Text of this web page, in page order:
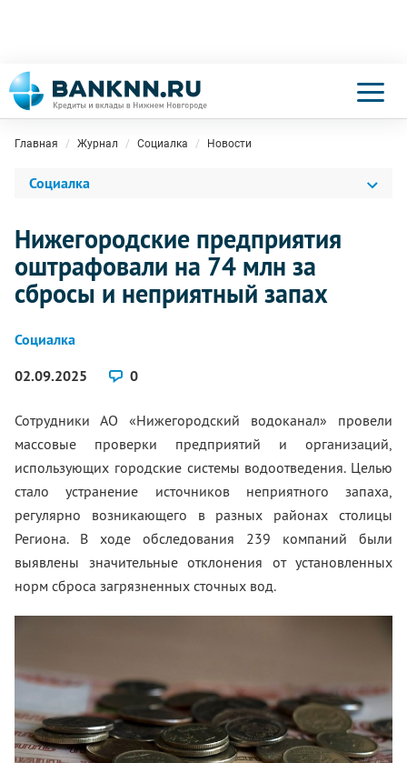
Главная Журнал Социалка Новости
Социалка
Нижегородские предприятия
оштрафовали на 74 млн за
сбросы и неприятный запах
Социалка
02.09.2025
0
Сотрудники АО «Нижегородский водоканал» провели
массовые проверки предприятий и организаций,
использующих городские системы водоотведения. Целью
стало устранение источников неприятного запаха,
регулярно возникающего в разных районах столицы
Региона. В ходе обследования 239 компаний были
выявлены значительные отклонения от установленных
норм сброса загрязненных сточных вод.